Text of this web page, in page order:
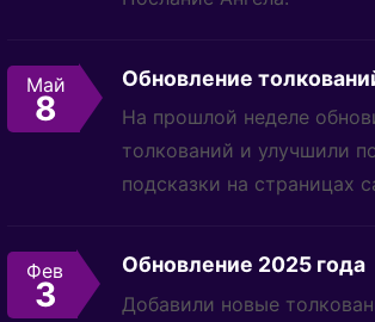
Май
8
Обновление
На прошлой неделе
толкований и улучшили
подсказки на страницах
Фев
3
Обновление 2025 года
Добавили новые